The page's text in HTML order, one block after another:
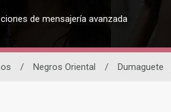
de mensajería avanzada
/ Negros Oriental / Dumaguete